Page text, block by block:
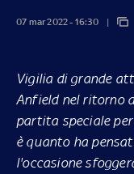
07 mar 2022 - 16:30
Vigilia di grande
Anfield nel ritorno
partita speciale
è quanto ha
l'occasione